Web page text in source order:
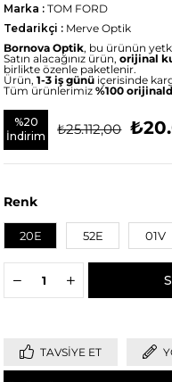
Marka : TOM FORD
Tedarikçi : Merve Optik
Bornova Optik, bu ürünün
Satın alacağınız ürün,orijinal
birlikte özenle paketlenir.
Ürün,1-3 iş günü içerisinde
Tüm ürünlerimiz%100
%20
İndirim
₺25.112,00
Renk
20E 52E 01V
TAVSIYE ET